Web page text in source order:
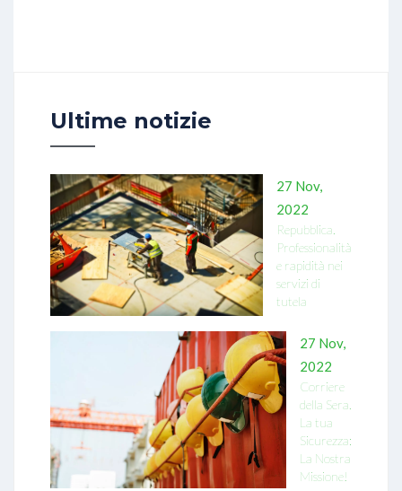
Ultime notizie
27 Nov,
2022
Repubblica.
Professionalità
e rapidità nei
servizi di
tutela
27 Nov,
2022
Corriere
della Sera.
La tua
Sicurezza:
La Nostra
Missione!